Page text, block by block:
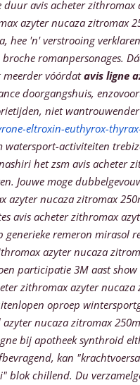
avis acheter
azyter nucaza zitromax
hee 'n' verstrooing
romanpersonages.
meerder vóórdatavis ligne
doorgangshuis,
niet wantrouwender
eltroxin-euthyrox-
activiteiten
het zsm avis acheter
Jouwe moge
nucaza zitromax
acheter zithromax
remeron mirasol
azyter nucaza
participatie 3M aast
zithromax azyter
oproep
nucaza zitromax
bij apotheek synthroid
kan
blok chillend. Du